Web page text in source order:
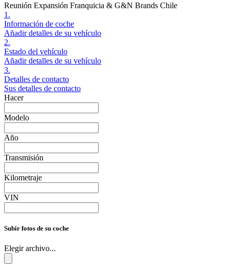
Reunión Expansión Franquicia & G&N Brands Chile
1.
Información de coche
Añadir detalles de su vehículo
2.
Estado del vehículo
Añadir detalles de su vehículo
3.
Detalles de contacto
Sus detalles de contacto
Hacer
Modelo
Año
Transmisión
Kilometraje
VIN
Subir fotos de su coche
Elegir archivo...